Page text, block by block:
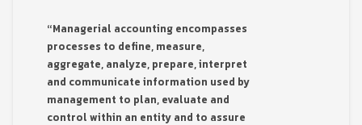
“Managerial accounting encompasses
processes to define, measure,
aggregate, analyze, prepare, interpret
and communicate information used by
management to plan, evaluate and
control within an entity and to assure